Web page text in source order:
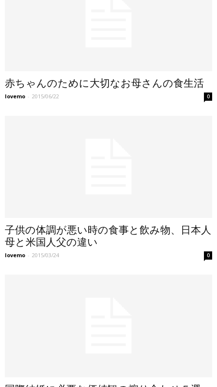
赤ちゃんのために大切なお母さんの食生活
lovemo - 2015/06/22 0
子供の体調が悪い時の食事と飲み物、日本人
母と米国人父の違い
lovemo - 2015/03/24 0